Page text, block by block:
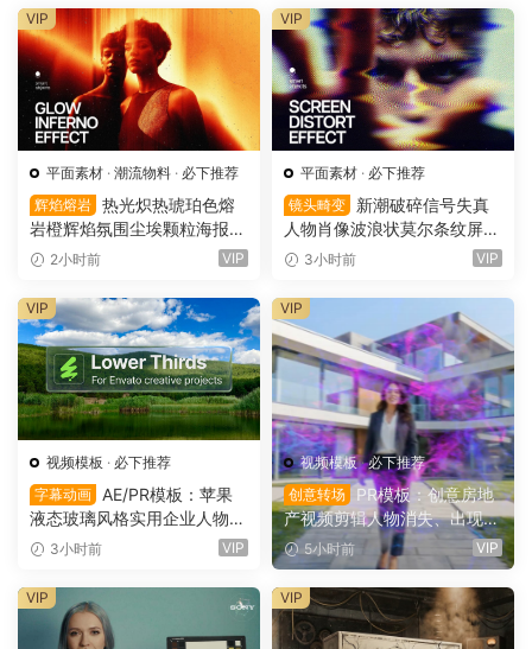
平面素材 · 潮流物料 · 必下推荐
辉焰熔岩 热光炽热琥珀色熔
岩橙辉焰氛围尘埃颗粒海报封
面设计PSD特效样机 Glow Inf
2小时前 VIP
VIP
平面素材 · 必下推荐
镜头畸变
新潮破碎信号失真
人物肖像波浪状莫尔条纹屏幕
畸变专辑封面音乐海报传单P
ortion Effect（16156）
3小时前 VIP
VIP
视频模板 · 必下推荐
字幕动画
AE/PR模板：苹果
液态玻璃风格实用企业人物宣
传下横栏字幕条文字标题动画
3小时前 VIP
VIP
视频模板·必下推荐
创意转场
PR模板：创意房地
产视频剪辑人物消失、出现电
影转场过渡（16154）
5小时前 VIP
VIP
VIP VIP